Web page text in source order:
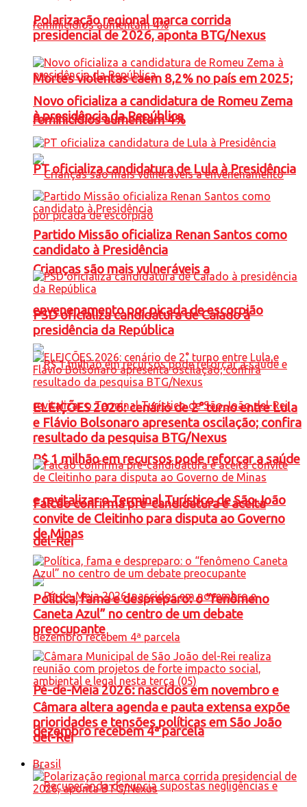
Mortes violentas caem 8,2% no país em 2025;
feminicídios aumentam 4%
Crianças são mais vulneráveis a
envenenamento por picada de escorpião
R$ 1 milhão em recursos pode reforçar a saúde
e revitalizar o Terminal Turístico de São João
del-Rei
Pé-de-Meia 2026: nascidos em novembro e
dezembro recebem 4ª parcela
Polarização regional marca corrida
presidencial de 2026, aponta BTG/Nexus
Novo oficializa a candidatura de Romeu Zema
à presidência da República
PT oficializa candidatura de Lula à Presidência
Partido Missão oficializa Renan Santos como
candidato à Presidência
PSD oficializa candidatura de Caiado à
presidência da República
ELEIÇÕES 2026: cenário de 2° turno entre Lula
e Flávio Bolsonaro apresenta oscilação; confira
resultado da pesquisa BTG/Nexus
Falcão confirma pré-candidatura e aceita
convite de Cleitinho para disputa ao Governo
de Minas
Política, fama e despreparo: o “fenômeno
Caneta Azul” no centro de um debate
preocupante
Câmara altera agenda e pauta extensa expõe
prioridades e tensões políticas em São João
del-Rei
Brasil